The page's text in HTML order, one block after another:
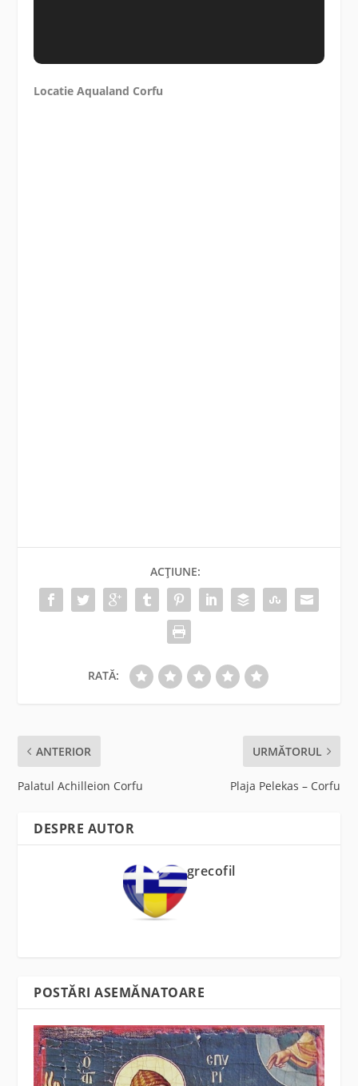
Locatie Aqualand Corfu
ACȚIUNE:
RATĂ:
ANTERIOR
Palatul Achilleion Corfu
URMĂTORUL
Plaja Pelekas – Corfu
DESPRE AUTOR
grecofil
POSTĂRI ASEMĂNATOARE